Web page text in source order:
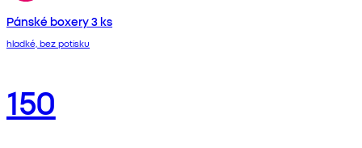
Pánské boxery 3 ks
hladké, bez potisku
150